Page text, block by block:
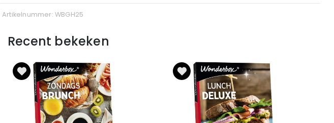
Artikelnummer: WBGH25
Recent bekeken